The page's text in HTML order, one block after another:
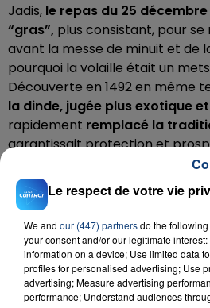
Jadis, le repas du 25
“gras”, plus consistant, pour
avant la messe de minuit et de
pourquoi la volaille était un
Découverte en 1492 en même
la dinde, jugée plus exotique
rapidement remplacé la
garantissait protection et
tables de
Aujourd’hui, on aime déguster
volaillespendant les fêtes tels
et même canards.
Le respect de votre vie
We and our (447) partnersdo the
your consent and/or our legitimate
information on a device; Use limited data
profiles for personalised advertising; Use
advertising; Measure advertising
performance; Understand audiences